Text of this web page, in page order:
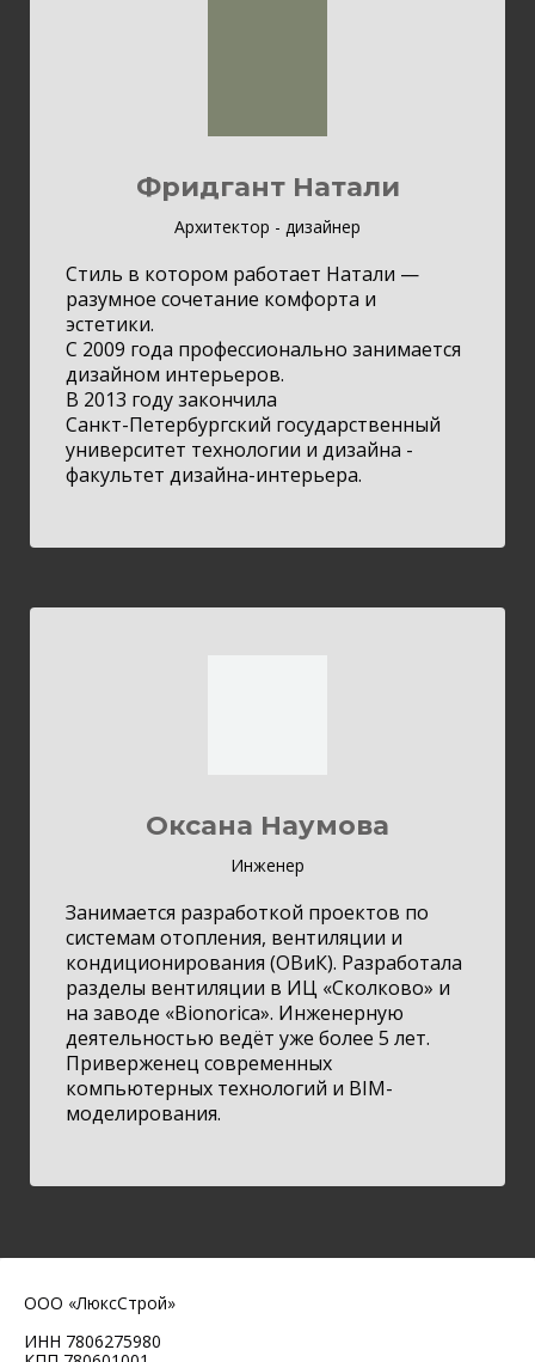
Фридгант Натали
Архитектор - дизайнер
Стиль в котором работает Натали —
разумное сочетание комфорта и
эстетики.
С 2009 года профессионально занимается
дизайном интерьеров.
В 2013 году закончила
Санкт-Петербургский государственный
университет технологии и дизайна -
факультет дизайна-интерьера.
Оксана Наумова
Инженер
Занимается разработкой проектов по
системам отопления, вентиляции и
кондиционирования (ОВиК). Разработала
разделы вентиляции в ИЦ «Сколково» и
на заводе «Bionorica». Инженерную
деятельностью ведёт уже более 5 лет.
Приверженец современных
компьютерных технологий и BIM-
моделирования.
ООО «ЛюксСтрой»
ИНН 7806275980